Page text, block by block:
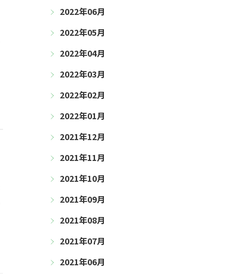
2022年06月
2022年05月
2022年04月
2022年03月
2022年02月
2022年01月
2021年12月
2021年11月
2021年10月
2021年09月
2021年08月
2021年07月
2021年06月